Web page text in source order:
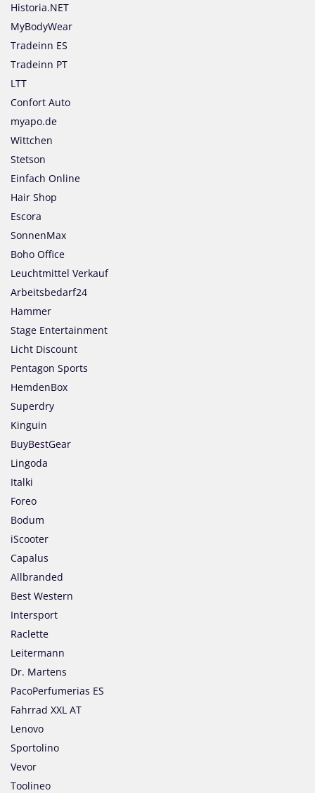
Historia.NET
MyBodyWear
Tradeinn ES
Tradeinn PT
LTT
Confort Auto
myapo.de
Wittchen
Stetson
Einfach Online
Hair Shop
Escora
SonnenMax
Boho Office
Leuchtmittel Verkauf
Arbeitsbedarf24
Hammer
Stage Entertainment
Licht Discount
Pentagon Sports
HemdenBox
Superdry
Kinguin
BuyBestGear
Lingoda
Italki
Foreo
Bodum
iScooter
Capalus
Allbranded
Best Western
Intersport
Raclette
Leitermann
Dr. Martens
PacoPerfumerias ES
Fahrrad XXL AT
Lenovo
Sportolino
Vevor
Toolineo